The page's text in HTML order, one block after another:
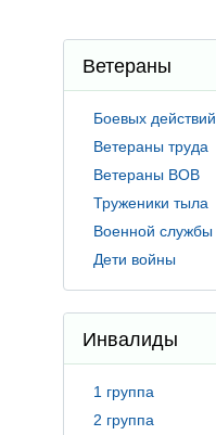
Ветераны
Боевых действий
Ветераны труда
Ветераны ВОВ
Труженики тыла
Военной службы
Дети войны
Инвалиды
1 группа
2 группа